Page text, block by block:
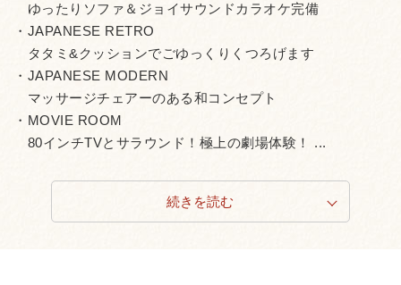
ゆったりソファ＆ジョイサウンドカラオケ完備
・JAPANESE RETRO
タタミ&クッションでごゆっくりくつろげます
・JAPANESE MODERN
マッサージチェアーのある和コンセプト
・MOVIE ROOM
80インチTVとサラウンド！極上の劇場体験！ ...
続きを読む